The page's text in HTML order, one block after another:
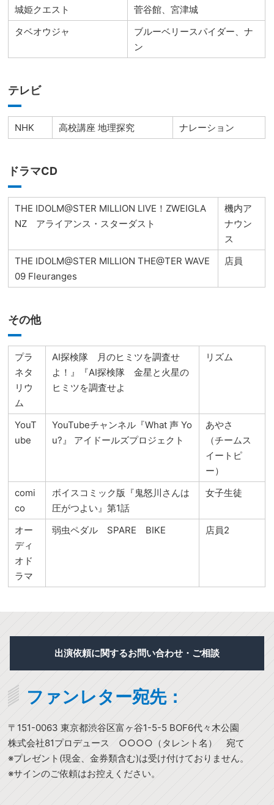
城姫クエスト
菅谷館、宮津城
タベオウジャ
ブルーベリースパイダー、ナ
ン
テレビ
NHK 高校講座 地理探究 ナレーション
ドラマCD
THE IDOLM@STER MILLION LIVE！ZWEIGLA
NZ アライアンス・スターダスト
機内ア
ナウン
ス
THE IDOLM@STER MILLION THE@TER WAVE
09 Fleuranges
店員
その他
プラ
ネタ
リウ
ム
AI探検隊 月のヒミツを調査せ
よ！』『AI探検隊 金星と火星の
ヒミツを調査せよ
リズム
YouT
ube
YouTubeチャンネル『What 声 Yo
u?』 アイドールズプロジェクト
あやさ
（チームス
イートピ
ー）
comi
co
ボイスコミック版『鬼怒川さんは
圧がつよい』第1話
女子生徒
オー
ディ
オド
ラマ
弱虫ペダル SPARE BIKE 店員2
出演依頼に関するお問い合わせ・ご相談
ファンレター宛先：
〒151-0063 東京都渋谷区富ヶ谷1-5-5 BOF6代々木公園
株式会社81プロデュース ○○○○（タレント名） 宛て
※プレゼント(現金、金券類含む)は受け付けておりません。
※サインのご依頼はお控えください。